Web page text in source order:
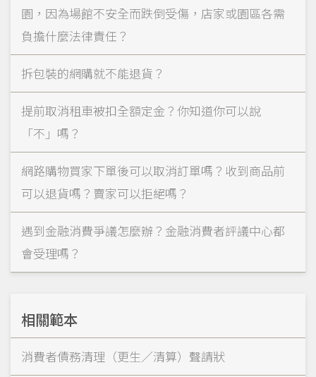
園，因為場館不安全而跌倒受傷，店家或園區各需
負擔什麼法律責任？
拆包裝的網購就不能退貨？
提前取消租車被扣全額定金？你知道你可以說
「不」嗎？
網路購物買家下單後可以取消訂單嗎？收到商品前
可以退貨嗎？賣家可以拒絕嗎？
遇到金融消費爭議怎麼辦？金融消費者評議中心都
會受理嗎？
相關範本
消費者債務清理（更生／清算）聲請狀